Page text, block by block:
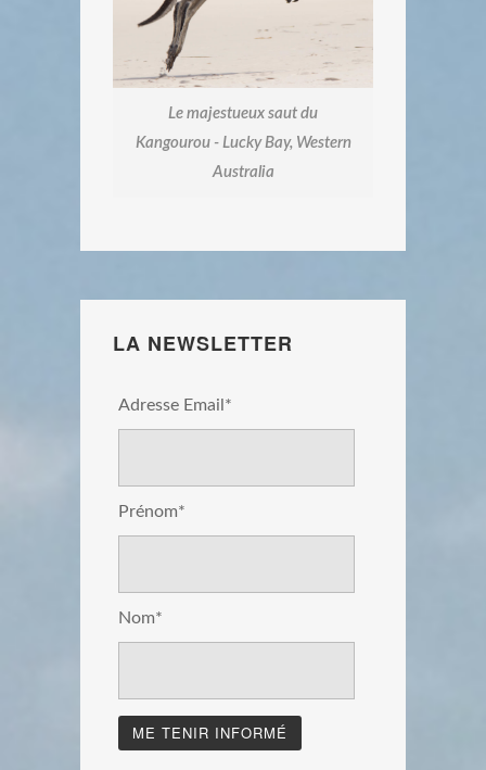
Le majestueux saut du
Kangourou - Lucky Bay, Western
Australia
LA NEWSLETTER
Adresse Email*
Prénom*
Nom*